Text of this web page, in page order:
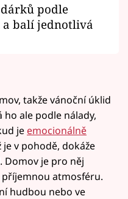
podle
balí jednotlivá
takže vánoční úklid
ho ale podle nálady,
je emocionálně
v pohodě, dokáže
je pro něj
atmosféru.
hudbou nebo ve